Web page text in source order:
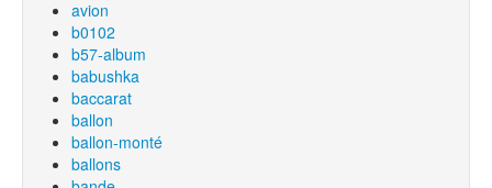
avion
b0102
b57-album
babushka
baccarat
ballon
ballon-monté
ballons